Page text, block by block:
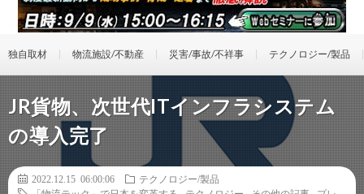
独自取材 物流施設/不動産 災害/事故/不祥事 テクノロジー/製品
JR貨物、次世代ITインフラシステム
の導入完了
2022.12.15 06:00:06
テクノロジー/製品